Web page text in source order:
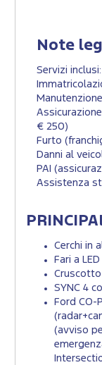
Note
Servizi inclusi:
€ 250)
Furto
Danni al
PAI
Assistenza
Cerchi in
Fari a LED
SYNC 4
Ford CO-
(avviso